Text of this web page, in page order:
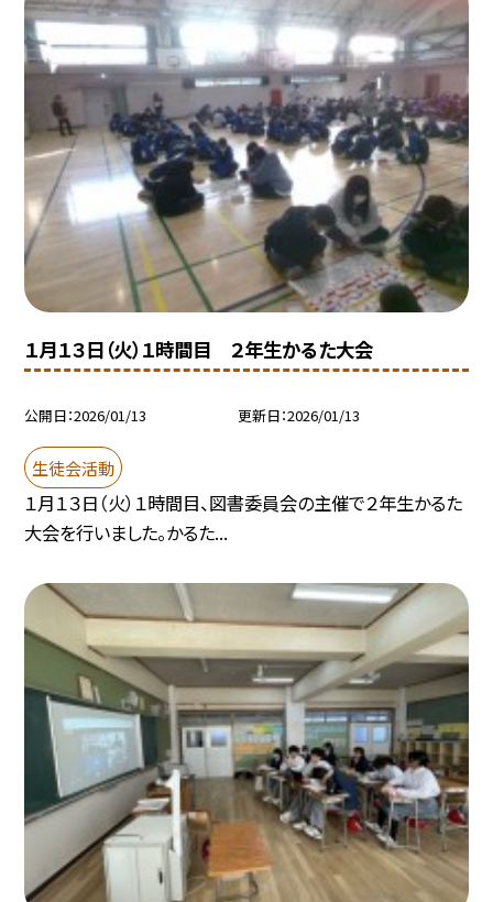
１月１３日（火）１時間目 ２年生かるた大会
公開日 2026/01/13 更新日 2026/01/13
生徒会活動
１月１３日（火）１時間目、図書委員会の主催で２年生かるた
大会を行いました。かるた...